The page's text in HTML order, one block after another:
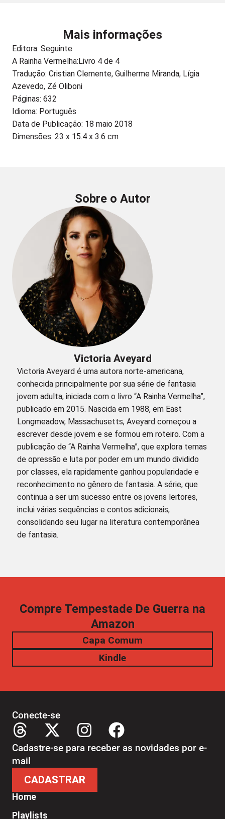
Mais informações
Editora: Seguinte
A Rainha Vermelha:Livro 4 de 4
Tradução: Cristian Clemente, Guilherme Miranda, Lígia
Azevedo, Zé Oliboni
Páginas: 632
Idioma: Português
Data de Publicação: 18 maio 2018
Dimensões: 23 x 15.4 x 3.6 cm
Sobre o Autor
Victoria Aveyard
Victoria Aveyard é uma autora norte-americana,
conhecida principalmente por sua série de fantasia
jovem adulta, iniciada com o livro “A Rainha Vermelha”,
publicado em 2015. Nascida em 1988, em East
Longmeadow, Massachusetts, Aveyard começou a
escrever desde jovem e se formou em roteiro. Com a
publicação de “A Rainha Vermelha”, que explora temas
de opressão e luta por poder em um mundo dividido
por classes, ela rapidamente ganhou popularidade e
reconhecimento no gênero de fantasia. A série, que
continua a ser um sucesso entre os jovens leitores,
inclui várias sequências e contos adicionais,
consolidando seu lugar na literatura contemporânea
de fantasia.
Compre Tempestade De Guerra na
Amazon
Capa Comum
Kindle
Home
Playlists
Conecte-se
Cadastre-se para receber as novidades por e-
mail
CADASTRAR